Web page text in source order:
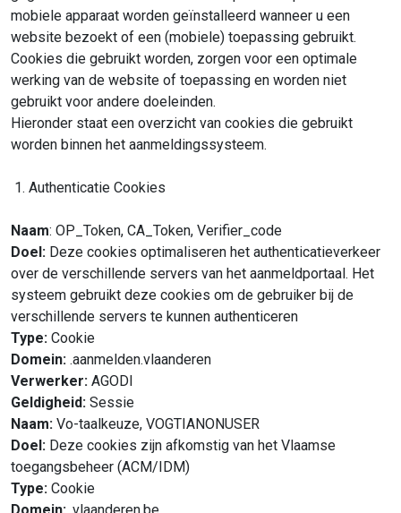
mobiele apparaat worden geïnstalleerd wanneer u een
website bezoekt of een (mobiele) toepassing gebruikt.
Cookies die gebruikt worden, zorgen voor een optimale
werking van de website of toepassing en worden niet
gebruikt voor andere doeleinden.
Hieronder staat een overzicht van cookies die gebruikt
worden binnen het aanmeldingssysteem.
1. Authenticatie Cookies
Naam: OP_Token, CA_Token, Verifier_code
Doel: Deze cookies optimaliseren het authenticatieverkeer
over de verschillende servers van het aanmeldportaal. Het
systeem gebruikt deze cookies om de gebruiker bij de
verschillende servers te kunnen authenticeren
Type: Cookie
Domein: .aanmelden.vlaanderen
Verwerker: AGODI
Geldigheid: Sessie
Naam: Vo-taalkeuze, VOGTIANONUSER
Doel: Deze cookies zijn afkomstig van het Vlaamse
toegangsbeheer (ACM/IDM)
Type: Cookie